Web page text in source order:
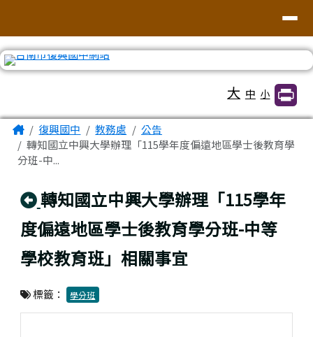
大 中 小
主內容區域
Home復興國中 教務處
公告
轉知國立中興大學辦理「115學年度偏遠地區學士後教育學
分班-中...
回上頁
轉知國立中興大學辦理「115學年
度偏遠地區學士後教育學分班-中等
學校教育班」相關事宜
標籤： 學分班
頁尾區域